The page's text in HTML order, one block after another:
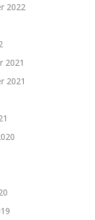
2022
2021
2021